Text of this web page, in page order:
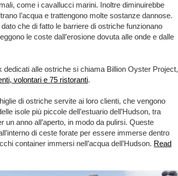
come i cavallucci marini. Inoltre diminuirebbe
l’acqua e trattengono molte sostanze dannose.
che di fatto le barriere di ostriche funzionano
le coste dall’erosione dovuta alle onde e dalle
dedicati alle ostriche si chiama Billion Oyster Project,
volontari e 75 ristoranti.
di ostriche servite ai loro clienti, che vengono
isole più piccole dell’estuario dell’Hudson, tra
un anno all’aperto, in modo da pulirsi. Queste
di ceste forate per essere immerse dentro
container immersi nell’acqua dell’Hudson. Read